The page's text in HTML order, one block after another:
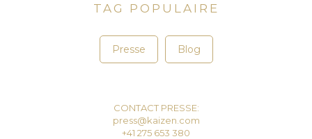
TAG POPULAIRE
Presse Blog
CONTACT PRESSE:
press@kaizen.com
+41 275 653 380